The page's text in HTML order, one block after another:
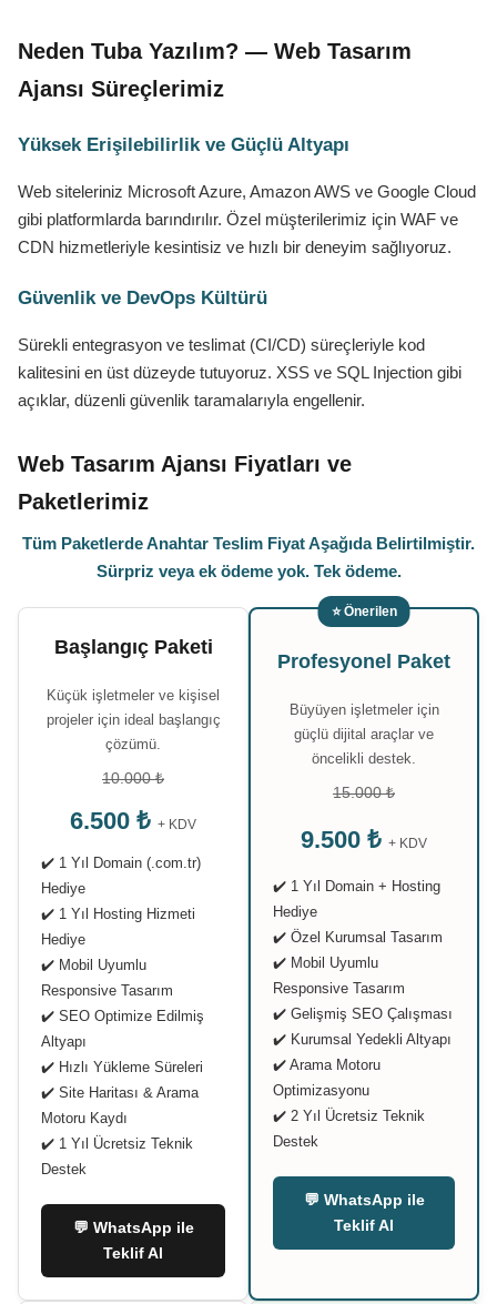
Neden Tuba Yazılım? — Web Tasarım
Ajansı Süreçlerimiz
Yüksek Erişilebilirlik ve Güçlü Altyapı
Web siteleriniz Microsoft Azure, Amazon AWS ve Google Cloud
gibi platformlarda barındırılır. Özel müşterilerimiz için WAF ve
CDN hizmetleriyle kesintisiz ve hızlı bir deneyim sağlıyoruz.
Güvenlik ve DevOps Kültürü
Sürekli entegrasyon ve teslimat (CI/CD) süreçleriyle kod
kalitesini en üst düzeyde tutuyoruz. XSS ve SQL Injection gibi
açıklar, düzenli güvenlik taramalarıyla engellenir.
Web Tasarım Ajansı Fiyatları ve
Paketlerimiz
Tüm Paketlerde Anahtar Teslim Fiyat Aşağıda Belirtilmiştir.
Sürpriz veya ek ödeme yok. Tek ödeme.
Başlangıç Paketi
Küçük işletmeler ve kişisel
projeler için ideal başlangıç
çözümü.
10.000 ₺
6.500 ₺ + KDV
✔️ 1 Yıl Domain (.com.tr)
Hediye
✔️ 1 Yıl Hosting Hizmeti
Hediye
✔️ Mobil Uyumlu
Responsive Tasarım
✔️ SEO Optimize Edilmiş
Altyapı
✔️ Hızlı Yükleme Süreleri
✔️ Site Haritası & Arama
Motoru Kaydı
✔️ 1 Yıl Ücretsiz Teknik
Destek
💬 WhatsApp ile
Teklif Al
⭐ Önerilen
Profesyonel Paket
Büyüyen işletmeler için
güçlü dijital araçlar ve
öncelikli destek.
15.000 ₺
9.500 ₺ + KDV
✔️ 1 Yıl Domain + Hosting
Hediye
✔️ Özel Kurumsal Tasarım
✔️ Mobil Uyumlu
Responsive Tasarım
✔️ Gelişmiş SEO Çalışması
✔️ Kurumsal Yedekli Altyapı
✔️ Arama Motoru
Optimizasyonu
✔️ 2 Yıl Ücretsiz Teknik
Destek
💬 WhatsApp ile
Teklif Al